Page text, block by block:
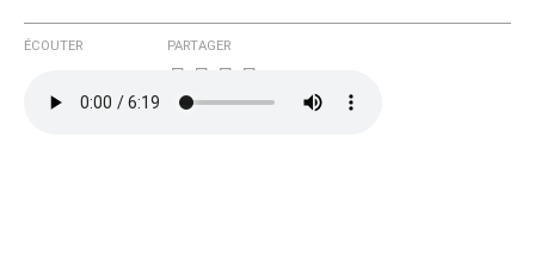
ÉCOUTER PARTAGER